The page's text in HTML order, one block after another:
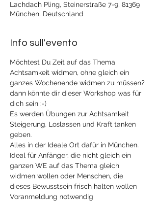
Lachdach Pling, Steinerstraße 7-9, 81369
München, Deutschland
Info sull'evento
Möchtest Du Zeit auf das Thema
Achtsamkeit widmen, ohne gleich ein
ganzes Wochenende widmen zu müssen?
dann könnte dir dieser Workshop was für
dich sein :-)
Es werden Übungen zur Achtsamkeit
Steigerung, Loslassen und Kraft tanken
geben.
Alles in der Ideale Ort dafür in München.
Ideal für Anfänger, die nicht gleich ein
ganzen WE auf das Thema gleich
widmen wollen oder Menschen, die
dieses Bewusstsein frisch halten wollen
Voranmeldung notwendig